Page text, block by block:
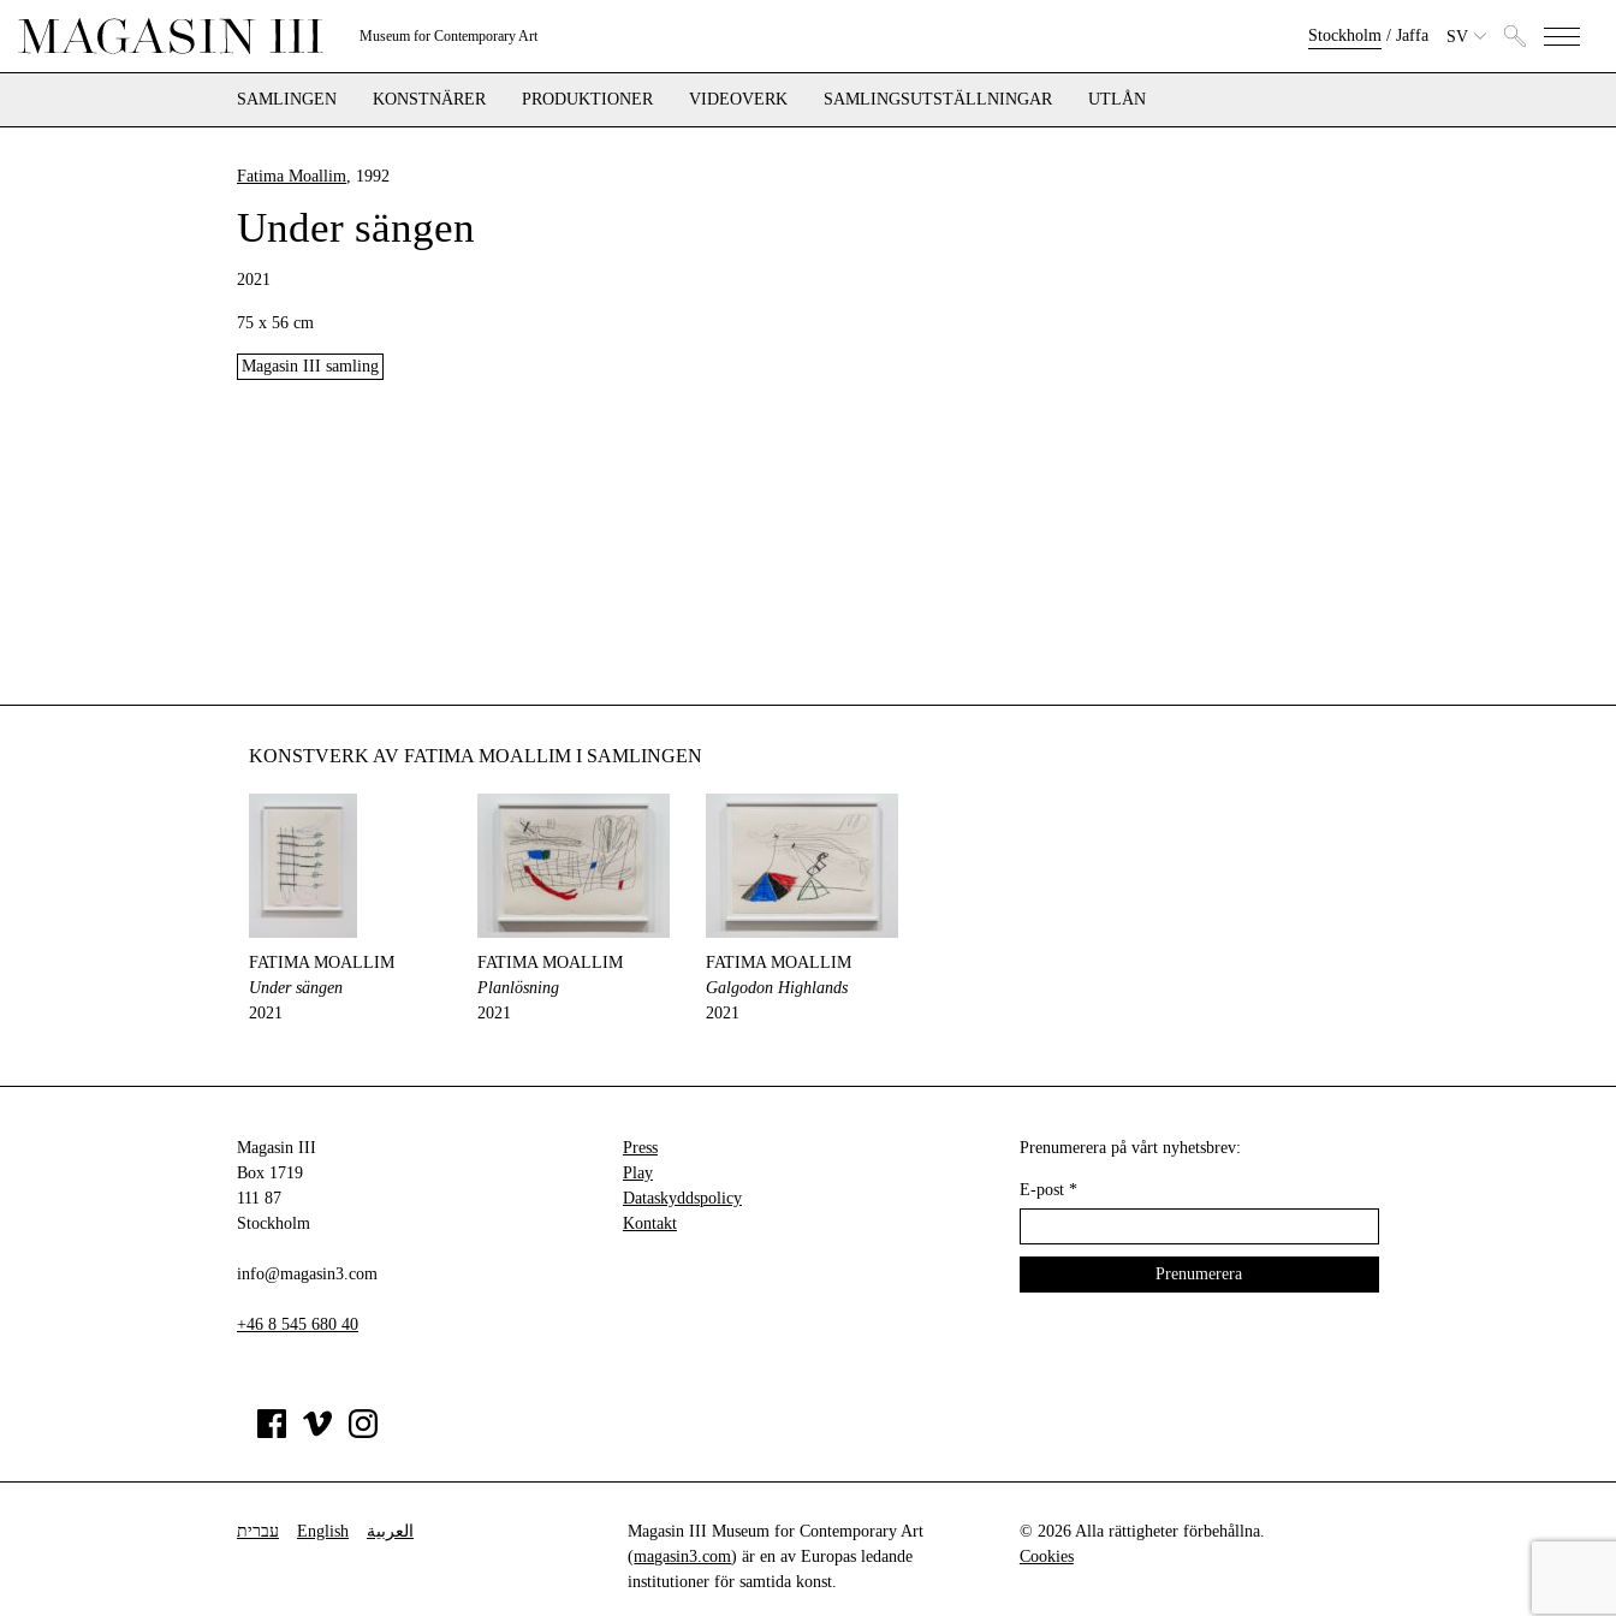
Museum for Contemporary Art Stockholm/ Jaffa SV
SAMLINGEN KONSTNÄRER PRODUKTIONER VIDEOVERK SAMLINGSUTSTÄLLNINGAR UTLÅN
Fatima Moallim, 1992
Under sängen
2021
75 x 56 cm
Magasin III samling
KONSTVERK AV FATIMA MOALLIM I SAMLINGEN
FATIMA MOALLIM
Under sängen
2021
FATIMA MOALLIM
Planlösning
2021
FATIMA MOALLIM
Galgodon Highlands
2021
Magasin III
Box 1719
111 87
Stockholm
info@magasin3.com
+46 8 545 680 40
Press
Play
Dataskyddspolicy
Kontakt
Prenumerera på vårt nyhetsbrev:
E-post *
עברית English العربية
Magasin III Museum for Contemporary Art
(magasin3.com) är en av Europas ledande
institutioner för samtida konst.
© 2026 Alla rättigheter förbehållna.
Cookies